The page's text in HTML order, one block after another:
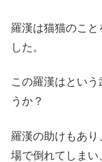
羅漢は猫猫のこと
した。
この羅漢はとい
うか？
羅漢の助けもあ
場で倒れてしまい